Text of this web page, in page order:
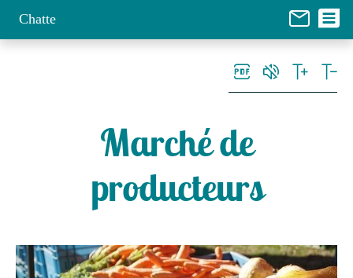
Chatte
Marché de
producteurs